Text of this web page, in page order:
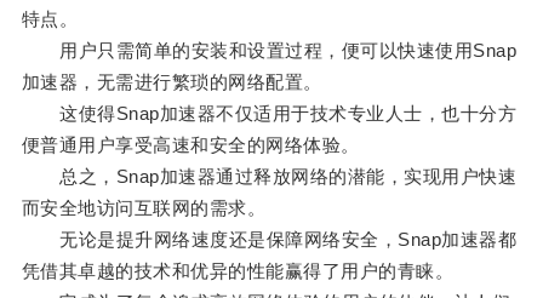
特点。
用户只需简单的安装和设置过程，便可以快速使用Snap
加速器，无需进行繁琐的网络配置。
这使得Snap加速器不仅适用于技术专业人士，也十分方
便普通用户享受高速和安全的网络体验。
总之，Snap加速器通过释放网络的潜能，实现用户快速
而安全地访问互联网的需求。
无论是提升网络速度还是保障网络安全，Snap加速器都
凭借其卓越的技术和优异的性能赢得了用户的青睐。